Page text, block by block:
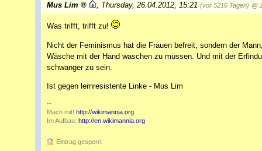
Mus Lim , Thursday, 26.04.2012, 15:21 (vor 5216 Tagen) @
Was trifft, trifft zu!
Nicht der Feminismus hat die Frauen befreit, sondern der
Wäsche mit der Hand waschen zu müssen. Und mit der
schwanger zu sein.
Ist gegen lernresistente Linke - Mus Lim
--
Mach mit! http://wikimannia.org
Im Aufbau: http://en.wikimannia.org
Eintrag gesperrt